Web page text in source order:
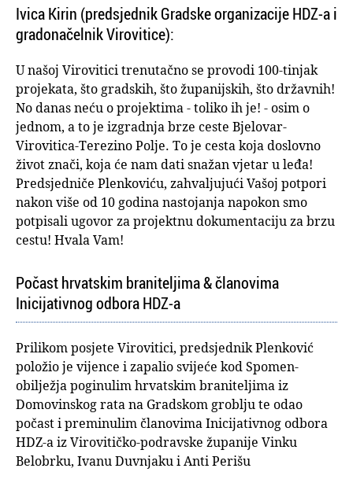
Ivica Kirin (predsjednik Gradske organizacije HDZ-a i
gradonačelnik Virovitice):
U našoj Virovitici trenutačno se provodi 100-tinjak
projekata, što gradskih, što županijskih, što državnih!
No danas neću o projektima - toliko ih je! - osim o
jednom, a to je izgradnja brze ceste Bjelovar-
Virovitica-Terezino Polje. To je cesta koja doslovno
život znači, koja će nam dati snažan vjetar u leđa!
Predsjedniče Plenkoviću, zahvaljujući Vašoj potpori
nakon više od 10 godina nastojanja napokon smo
potpisali ugovor za projektnu dokumentaciju za brzu
cestu! Hvala Vam!
Počast hrvatskim braniteljima & članovima
Inicijativnog odbora HDZ-a
Prilikom posjete Virovitici, predsjednik Plenković
položio je vijence i zapalio svijeće kod Spomen-
obilježja poginulim hrvatskim braniteljima iz
Domovinskog rata na Gradskom groblju te odao
počast i preminulim članovima Inicijativnog odbora
HDZ-a iz Virovitičko-podravske županije Vinku
Belobrku, Ivanu Duvnjaku i Anti Perišu